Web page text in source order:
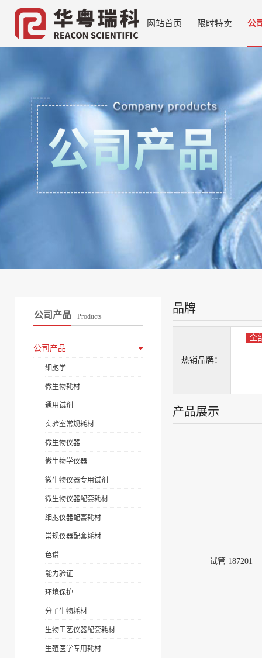
网站首页 限时特卖 公
公司产品 Products
公司产品
细胞学
微生物耗材
通用试剂
实验室常规耗材
微生物仪器
微生物学仪器
微生物仪器专用试剂
微生物仪器配套耗材
细胞仪器配套耗材
常规仪器配套耗材
色谱
能力验证
环境保护
分子生物耗材
生物工艺仪器配套耗材
生殖医学专用耗材
品牌
热销品牌：
全
产品展示
试管 187201